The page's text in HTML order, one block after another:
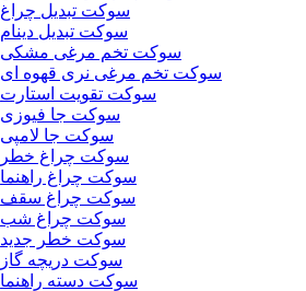
سوکت تبدیل چراغ
سوکت تبدیل دینام
سوکت تخم مرغی مشکی
سوکت تخم مرغی نری قهوه ای
سوکت تقویت استارت
سوکت جا فیوزی
سوکت جا لامپی
سوکت چراغ خطر
سوکت چراغ راهنما
سوکت چراغ سقف
سوکت چراغ شب
سوکت خطر جدید
سوکت دریچه گاز
سوکت دسته راهنما